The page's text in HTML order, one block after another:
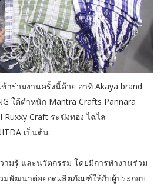
ร่วมงานครั้งนี้ด้วย อาทิ Akaya brand
ใต้ตำหนัก Mantra Crafts Pannara
Ruxxy Craft ระฆังทอง ไฉไล
เป็นต้น
ามรู้ และนวัตกรรม โดยมีการทำงานร่วม
มพัฒนาต่อยอดผลิตภัณฑ์ให้กับผู้ประกอบ